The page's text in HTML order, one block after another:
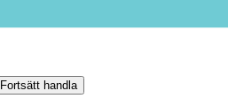
Fortsätt handla